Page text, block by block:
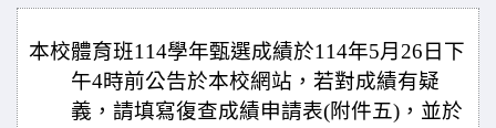
本校體育班114學年甄選成績於114年5月26日下
午4時前公告於本校網站，若對成績有疑
義，請填寫復查成績申請表(附件五)，並於